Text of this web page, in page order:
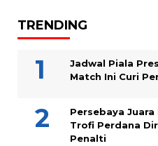
TRENDING
Jadwal Piala
Match Ini Curi
Persebaya
Trofi Perdana
Penalti